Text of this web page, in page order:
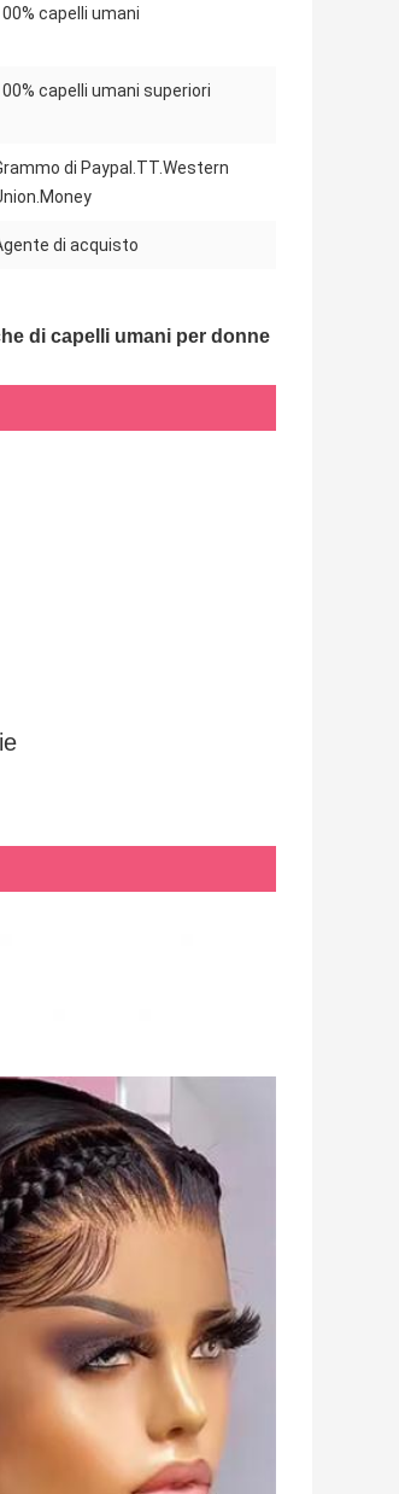
capelli umani
capelli umani superiori
di Paypal.TT.Western
di acquisto
di capelli umani per donne